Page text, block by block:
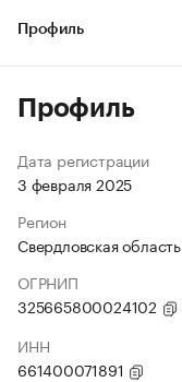
Профиль
Профиль
Дата регистрации
3 февраля 2025
Регион
Свердловская область
ОГРНИП
325665800024102
ИНН
661400071891